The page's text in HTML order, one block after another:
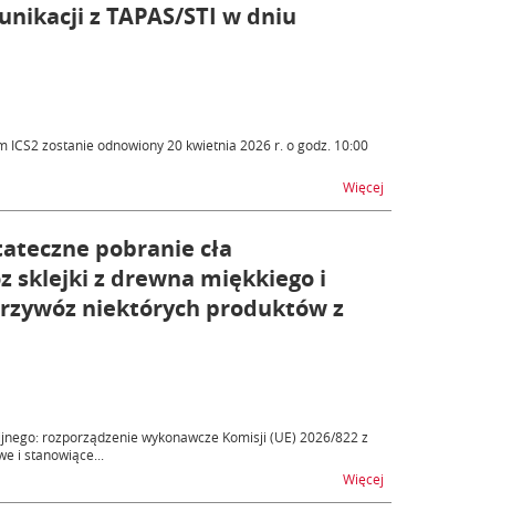
z TAPAS/STI w dniu
zostanie odnowiony 20 kwietnia 2026 r. o godz. 10:00
Więcej
pobranie cła
sklejki z drewna miękkiego i
niektórych produktów z
rozporządzenie wykonawcze Komisji (UE) 2026/822 z
i stanowiące...
Więcej